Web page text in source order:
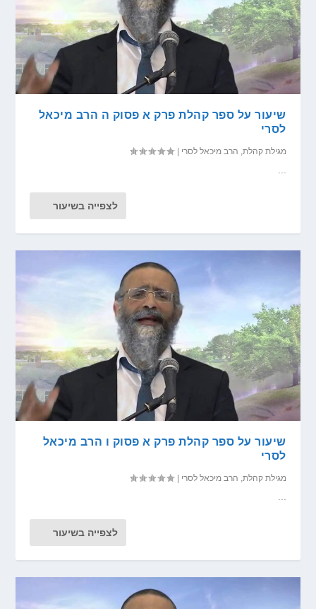
שיעור על ספר קהלת פרק א פסוק ה הרב מיכאל
לסרי
מגילת קהלת הרב מיכאל לסרי |
לצפייה בשיעור
שיעור על ספר קהלת פרק א פסוק ו הרב מיכאל
לסרי
מגילת קהלת, הרב מיכאל לסרי |
...
לצפייה בשיעור